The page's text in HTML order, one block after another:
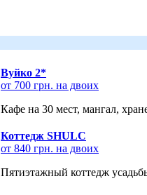
Вуйко 2*
от 700 грн. на двоих
Кафе на 30 мест, мангал,
Коттедж SHULC
от 840 грн. на двоих
Пятиэтажный коттедж